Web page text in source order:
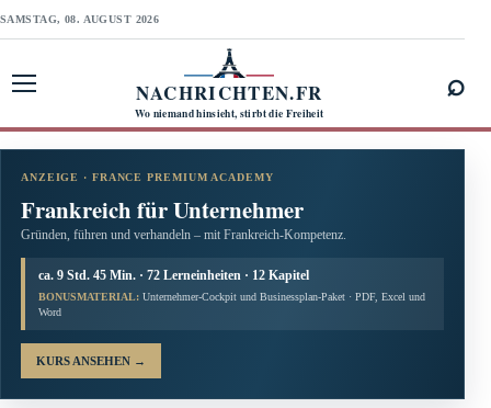
SAMSTAG, 08. AUGUST 2026
NACHRICHTEN.FR
Wo niemand hinsieht, stirbt die Freiheit
⌕
ANZEIGE · FRANCE PREMIUM ACADEMY
Frankreich für Unternehmer
Gründen, führen und verhandeln – mit Frankreich-Kompetenz.
ca. 9 Std. 45 Min. · 72 Lerneinheiten · 12 Kapitel
BONUSMATERIAL: Unternehmer-Cockpit und Businessplan-Paket · PDF, Excel und
Word
KURS ANSEHEN →